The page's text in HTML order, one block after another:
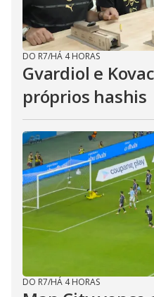
DO R7/HÁ 4 HORAS
Gvardiol e
próprios hashis
DO R7/HÁ 4 HORAS